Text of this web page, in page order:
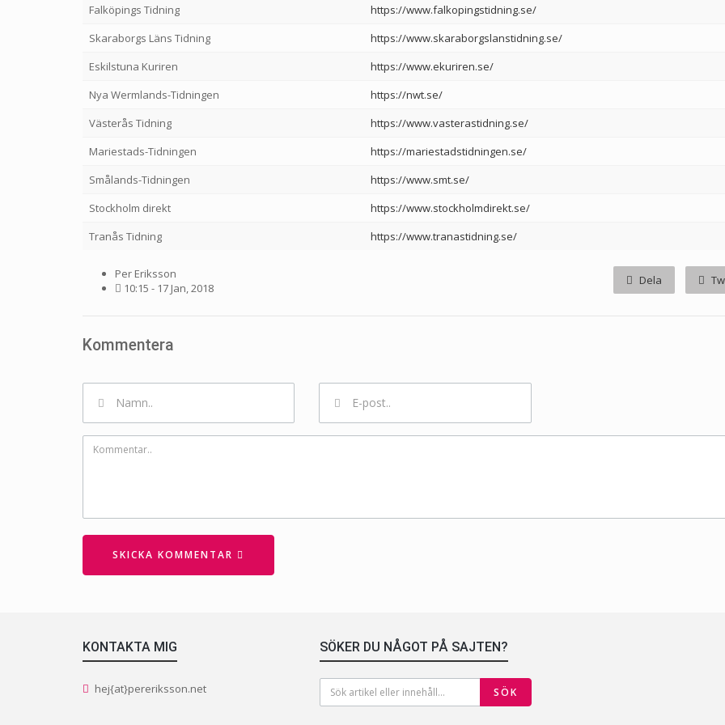
Falköpings Tidning
https://www.falkopingstidning.se/
Skaraborgs Läns Tidning
https://www.skaraborgslanstidning.se/
Eskilstuna Kuriren
https://www.ekuriren.se/
Nya Wermlands-Tidningen
https://nwt.se/
Västerås Tidning
https://www.vasterastidning.se/
Mariestads-Tidningen
https://mariestadstidningen.se/
Smålands-Tidningen
https://www.smt.se/
Stockholm direkt
https://www.stockholmdirekt.se/
Tranås Tidning
https://www.tranastidning.se/
Per Eriksson
10:15 - 17 Jan, 2018
Dela
Kommentera
SKICKA KOMMENTAR
KONTAKTA MIG
hej{at}pereriksson.net
SÖKER DU NÅGOT PÅ SAJTEN?
SÖK